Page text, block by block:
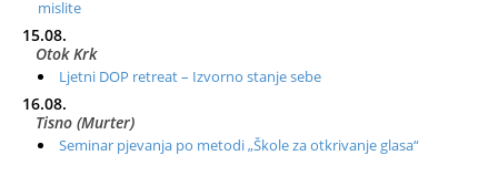
mislite
15.08.
Otok Krk
Ljetni DOP retreat – Izvorno stanje sebe
16.08.
Tisno (Murter)
Seminar pjevanja po metodi „Škole za otkrivanje glasa“